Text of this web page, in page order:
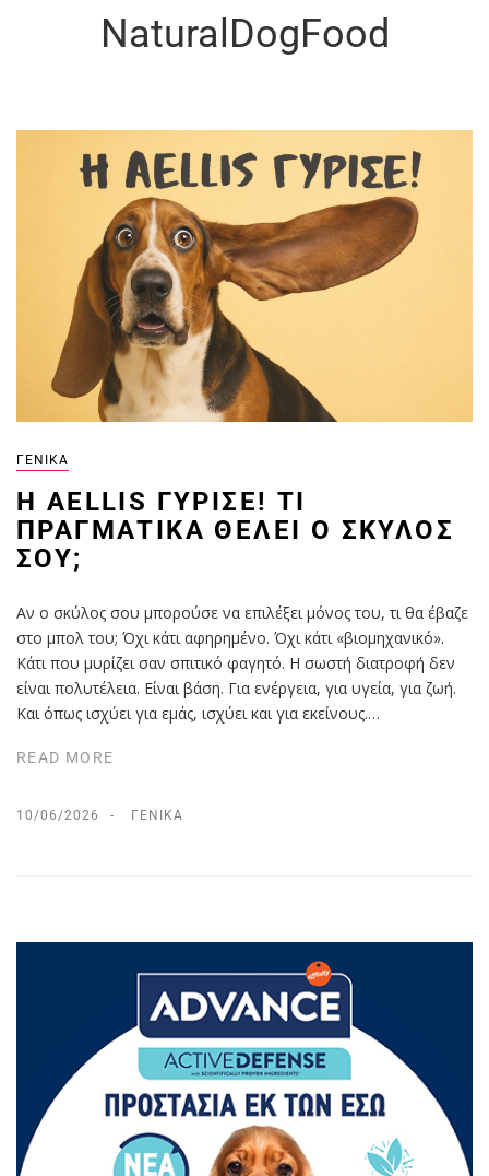
NaturalDogFood
ΓΕΝΙΚΆ
Η AELLIS ΓΎΡΙΣΕ! ΤΙ
ΠΡΑΓΜΑΤΙΚΆ ΘΈΛΕΙ Ο ΣΚΎΛΟΣ
ΣΟΥ;
Αν ο σκύλος σου μπορούσε να επιλέξει μόνος του, τι θα έβαζε
στο μπολ του; Όχι κάτι αφηρημένο. Όχι κάτι «βιομηχανικό».
Κάτι που μυρίζει σαν σπιτικό φαγητό. Η σωστή διατροφή δεν
είναι πολυτέλεια. Είναι βάση. Για ενέργεια, για υγεία, για ζωή.
Και όπως ισχύει για εμάς, ισχύει και για εκείνους.…
READ MORE
10/06/2026 ΓΕΝΙΚΆ